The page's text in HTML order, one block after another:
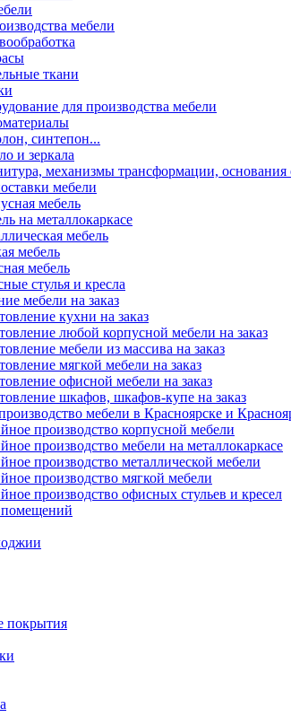
мебели
ткани
для производства мебели
синтепон...
и зеркала
механизмы трансформации, основания
мебели
мебель
на металлокаркасе
мебель
мебель
мебель
стулья и кресла
мебели на заказ
кухни на заказ
любой корпусной мебели на заказ
мебели из массива на заказ
мягкой мебели на заказ
офисной мебели на заказ
шкафов, шкафов-купе на заказ
мебели в Красноярске и
производство корпусной мебели
производство мебели на металлокаркасе
производство металлической мебели
производство мягкой мебели
производство офисных стульев и кресел
помещений
покрытия